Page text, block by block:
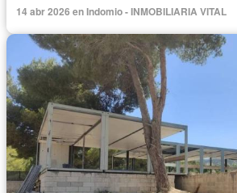
14 abr 2026 en Indomio - INMOBILIARIA VITAL